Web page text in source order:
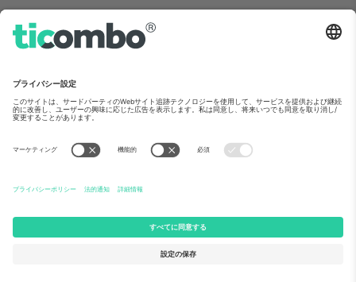
Bulgaria
Regus Sofia City West, bul
Bulgaria
Mexico
Av Chapultepec 360, Roma
Norte, Cuauhtémoc, 06700
Mexico
Platform provider legal entity might vary depending on location,
event and/or domain.詳細は各イベントページをご確認ください。,
© 2026 Ticombo. 無断転載を禁じます.